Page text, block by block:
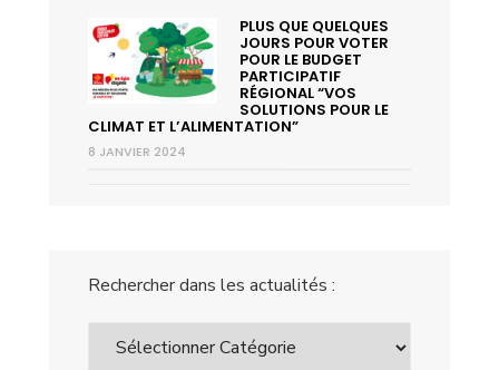
PLUS QUE QUELQUES
JOURS POUR VOTER
POUR LE BUDGET
PARTICIPATIF
RÉGIONAL “VOS
SOLUTIONS POUR LE
CLIMAT ET L’ALIMENTATION”
8 JANVIER 2024
Rechercher dans les actualités :